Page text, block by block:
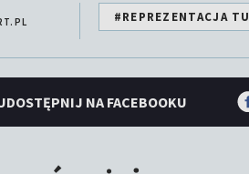
#REPREZENTACJA
NA FACEBOOKU